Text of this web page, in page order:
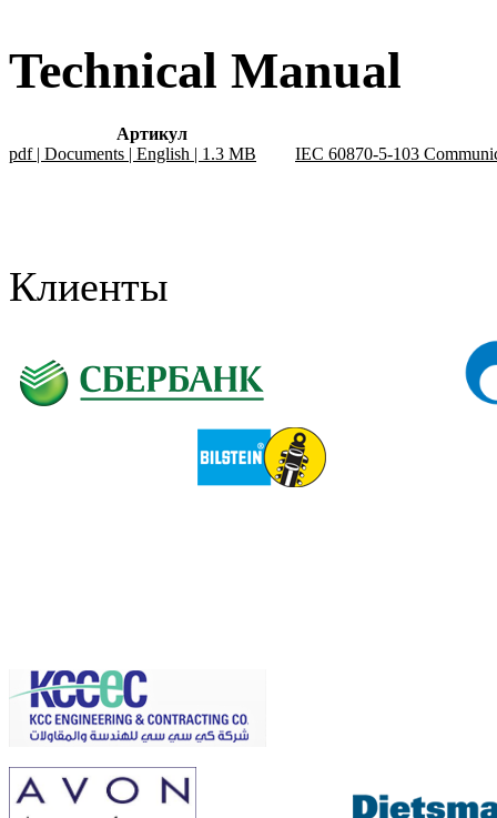
Technical Manual
Артикул
pdf | Documents | English | 1.3 MB
IEC 60870-5-103
Клиенты